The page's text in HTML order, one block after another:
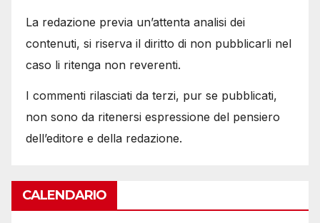
La redazione previa un’attenta analisi dei
contenuti, si riserva il diritto di non pubblicarli nel
caso li ritenga non reverenti.
I commenti rilasciati da terzi, pur se pubblicati,
non sono da ritenersi espressione del pensiero
dell’editore e della redazione.
CALENDARIO